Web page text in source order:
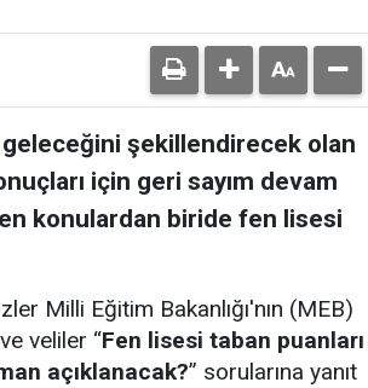
şekillendirecek olan
için geri sayım devam
konulardan biride fen lisesi
Milli Eğitim Bakanlığı'nın (MEB)
veliler “Fen lisesi taban puanları
açıklanacak?” sorularına yanıt